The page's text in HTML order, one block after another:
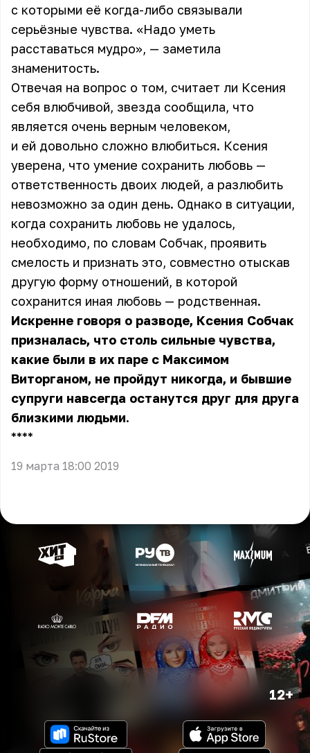
с которыми её когда-либо связывали
серьёзные чувства. «Надо уметь
расставаться мудро», — заметила
знаменитость.
Отвечая на вопрос о том, считает ли Ксения
себя влюбчивой, звезда сообщила, что
является очень верным человеком,
и ей довольно сложно влюбиться. Ксения
уверена, что умение сохранить любовь —
ответственность двоих людей, а разлюбить
невозможно за один день. Однако в ситуации,
когда сохранить любовь не удалось,
необходимо, по словам Собчак, проявить
смелость и признать это, совместно отыскав
другую форму отношений, в которой
сохранится иная любовь — родственная.
Искренне говоря о разводе, Ксения Собчак
призналась, что столь сильные чувства,
какие были в их паре с Максимом
Виторганом, не пройдут никогда, и бывшие
супруги навсегда останутся друг для друга
близкими людьми.
** **
19 марта 18:00 2019
12+